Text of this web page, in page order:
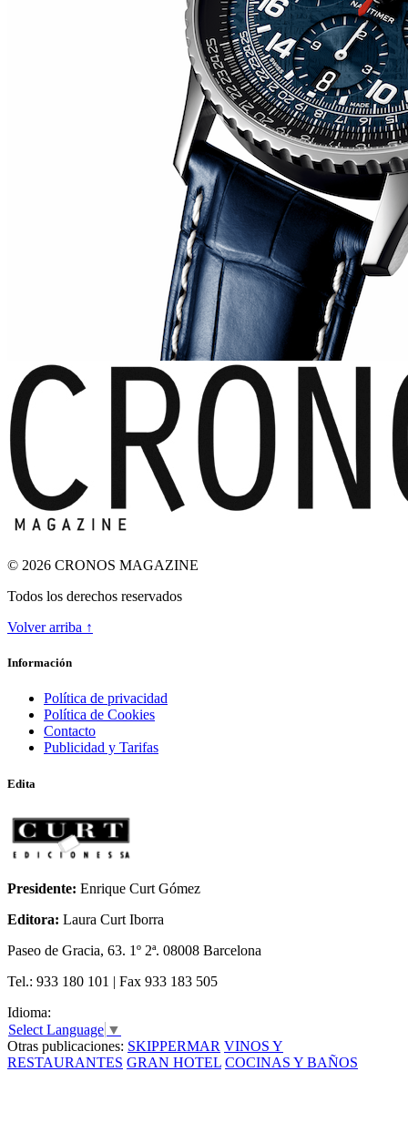
© 2026 CRONOS MAGAZINE
Todos los derechos reservados
Volver arriba ↑
Información
Política de privacidad
Política de Cookies
Contacto
Publicidad y Tarifas
Edita
Presidente: Enrique Curt Gómez
Editora: Laura Curt Iborra
Paseo de Gracia, 63. 1º 2ª. 08008 Barcelona
Tel.: 933 180 101 | Fax 933 183 505
Idioma:
Select Language ▼
Otras publicaciones: SKIPPERMAR VINOS Y
RESTAURANTES GRAN HOTEL COCINAS Y BAÑOS